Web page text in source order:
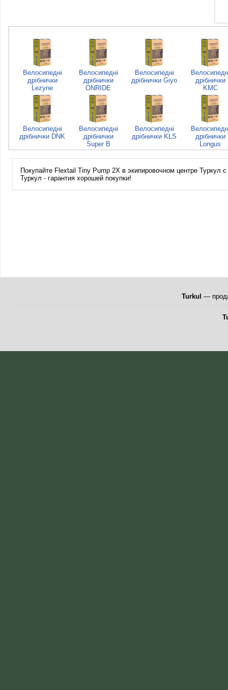
Велосипедні
дрібнички
Lezyne
Велосипедні
дрібнички
ONRIDE
Велосипедні
дрібнички Giyo
дрібнички
KMC
Велосипедні
дрібнички DNK
Велосипедні
дрібнички
Super B
Велосипедні
дрібнички KLS
дрібнички
Longus
Покупайте Flextail Tiny Pump 2X в экипировочном центре
Туркул - гарантия хорошей покупки!
Turkul —